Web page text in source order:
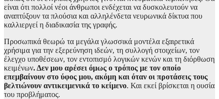
είναι ότι πολλοί νέοι άνθρωποι ενδέχεται να δυσκολευτούν να
αναπτύξουν τα πλούσια και αλληλένδετα νευρωνικά δίκτυα που
καλλιεργεί η διαδικασία της γραφής.
Προσωπικά θεωρώ τα μεγάλα γλωσσικά μοντέλα εξαιρετικά
χρήσιμα για την εξερεύνηση ιδεών, τη συλλογή στοιχείων, τον
έλεγχο υποθέσεων, τον εντοπισμό λογικών κενών και τη διόρθωση
κειμένων. Δεν μου αρέσει όμως ο τρόπος με τον οποίο
επεμβαίνουν στο ύφος μου, ακόμη και όταν οι προτάσεις τους
βελτιώνουν αντικειμενικά το κείμενο. Και εκεί βρίσκεται η ουσία
του προβλήματος.